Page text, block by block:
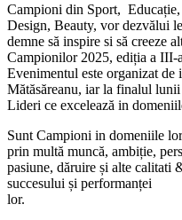
Campioni din Sport,
Design, Beauty, vor dezvălui
demne să inspire si să creeze
Campionilor 2025, ediția a III-
Evenimentul este organizat
Mătăsăreanu, iar la finalul
Lideri ce excelează in
Sunt Campioni in domeniile
prin multă muncă, ambiție,
pasiune, dăruire și alte calitati
succesului și performanței
lor.